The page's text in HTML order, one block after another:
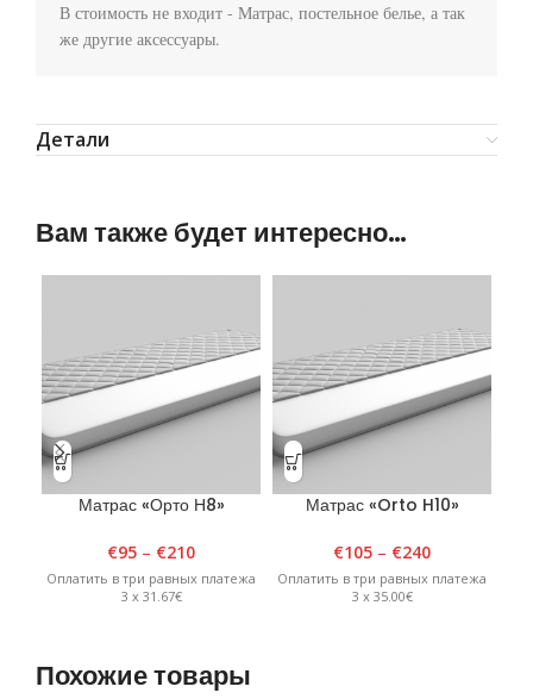
В стоимость не входит - Матрас, постельное белье, а так
же другие аксессуары.
Детали
Вам также будет интересно…
Матрас «Орто Н8»
€95 – €210
Оплатить в три равных платежа
3 x 31.67€
Матрас «Orto H10»
€105 – €240
Оплатить в три равных платежа
3 x 35.00€
Похожие товары